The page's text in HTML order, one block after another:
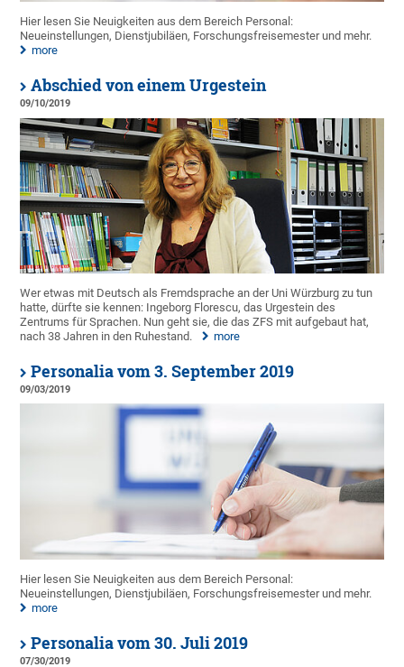
Hier lesen Sie Neuigkeiten aus dem Bereich Personal:
Neueinstellungen, Dienstjubiläen, Forschungsfreisemester und mehr.
more
Abschied von einem Urgestein
09/10/2019
Wer etwas mit Deutsch als Fremdsprache an der Uni Würzburg zu tun
hatte, dürfte sie kennen: Ingeborg Florescu, das Urgestein des
Zentrums für Sprachen. Nun geht sie, die das ZFS mit aufgebaut hat,
nach 38 Jahren in den Ruhestand.
more
Personalia vom 3. September 2019
09/03/2019
Hier lesen Sie Neuigkeiten aus dem Bereich Personal:
Neueinstellungen, Dienstjubiläen, Forschungsfreisemester und mehr.
more
Personalia vom 30. Juli 2019
07/30/2019